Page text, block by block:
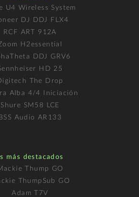
U4 Wireless System
DJ DDJ FLX4
RCF ART 912A
H2essential
DDJ GRV6
HD 25
The Drop
Alba 4/4 Iniciación
Shure SM58 LCE
BSS Audio AR133
más destacados
Thump GO
ThumpSub GO
Adam T7V